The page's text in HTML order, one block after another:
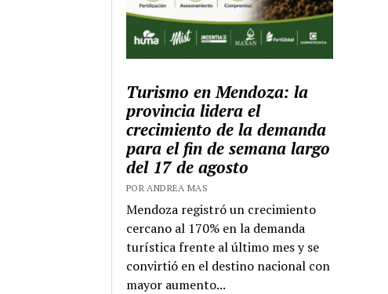
Turismo en Mendoza: la
provincia lidera el
crecimiento de la demanda
para el fin de semana largo
del 17 de agosto
POR ANDREA MAS
Mendoza registró un crecimiento
cercano al 170% en la demanda
turística frente al último mes y se
convirtió en el destino nacional con
mayor aumento...